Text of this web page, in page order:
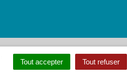
Tout accepter Tout refuser